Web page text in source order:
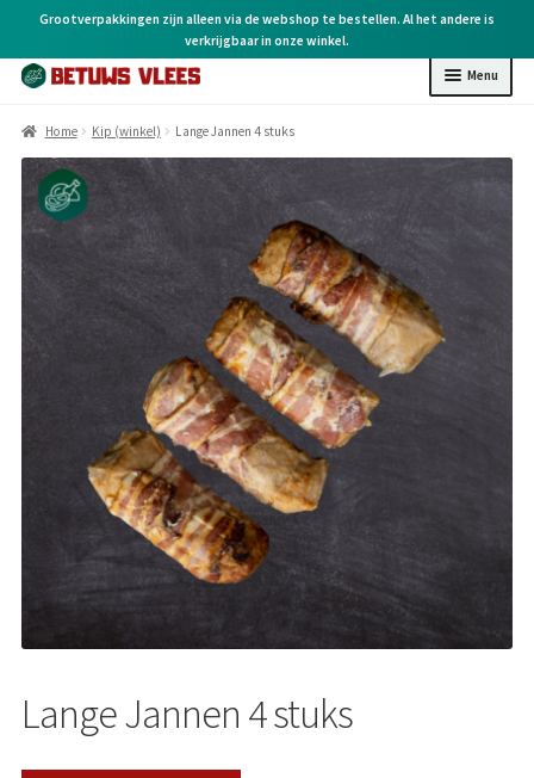
Grootverpakkingen zijn alleen via de webshop te bestellen. Al het andere is
verkrijgbaar in onze winkel.
Menu
Home
Kip (online)
Rund (winkel)
Varken (winkel)
BBQ (winkel)
Kruiden & overige
Cadeaubonnen
Home Kip (winkel) Lange Jannen 4 stuks
Lange Jannen 4 stuks